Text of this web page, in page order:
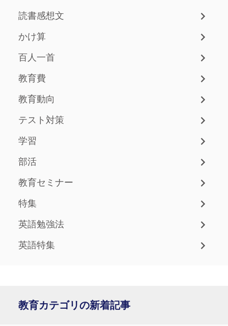
読書感想文
かけ算
百人一首
教育費
教育動向
テスト対策
学習
部活
教育セミナー
特集
英語勉強法
英語特集
教育カテゴリの新着記事